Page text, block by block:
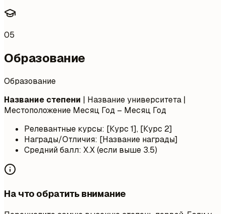
05
Образование
Образование
Название степени | Название университета |
Местоположение Месяц Год – Месяц Год
Релевантные курсы: [Курс 1], [Курс 2]
Награды/Отличия: [Название награды]
Средний балл: X.X (если выше 3.5)
На что обратить внимание